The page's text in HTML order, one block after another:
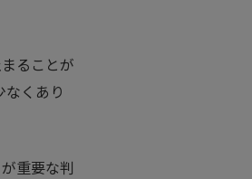
ることが
くあり
重要な判